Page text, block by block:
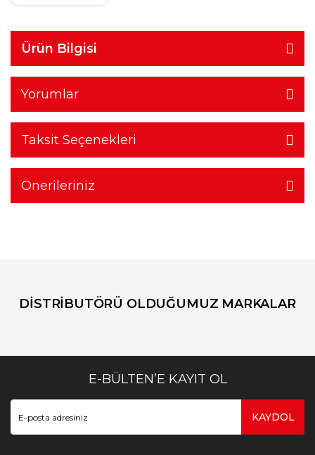
Ürün Bilgisi
Yorumlar
Taksit Seçenekleri
Önerileriniz
DİSTRİBUTÖRÜ OLDUĞUMUZ MARKALAR
E-BÜLTEN’E KAYIT OL
KAYDOL